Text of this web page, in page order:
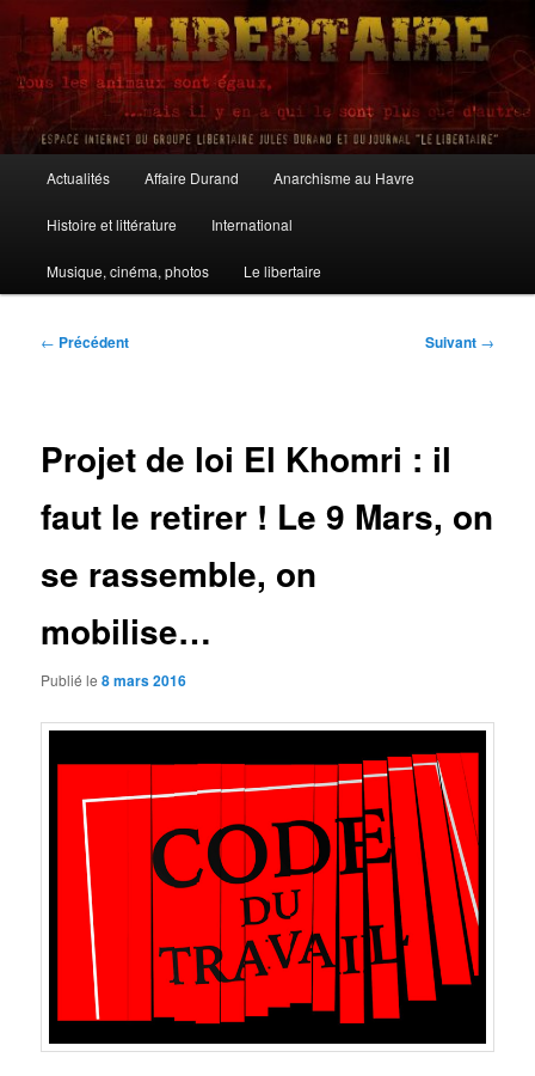
Aller
contenu
principalLe Libertaire
principal
Actualités Affaire Durand Anarchisme au Havre
Histoire et littérature International
Musique, cinéma, photos Le libertaire
Navigation
← Précédent Suivant →
Projet de loi El Khomri : il
faut le retirer ! Le 9 Mars, on
se rassemble, on
mobilise…
Publié le8 mars 2016